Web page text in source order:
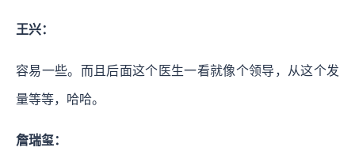
王兴：
容易一些。而且后面这个医生一看就像个领导，从这个发
量等等，哈哈。
詹瑞玺：